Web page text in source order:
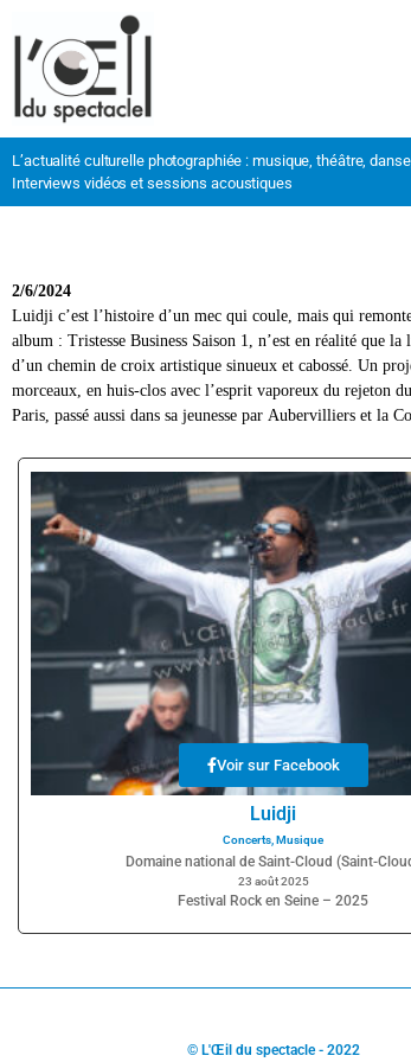
L’actualité culturelle photographiée : musique, théâtre,
Interviews vidéos et sessions acoustiques
2/6/2024
Luidji c’est l’histoire d’un mec qui coule, mais qui
album : Tristesse Business Saison 1, n’est en réalité que la
d’un chemin de croix artistique sinueux et cabossé. Un
morceaux, en huis-clos avec l’esprit vaporeux du rejeton
Paris, passé aussi dans sa jeunesse par Aubervilliers et la
années 2010 que son nom a commencé à créer
de son collectif La Capsule (où évoluent notamment
fondateur du collectif Foufoune Palace (dont fait
rappeur Tuerie, lauréat du prix Joséphine de l’année)
“soulfoul” dont son projet Saison 00 en est l’archétype.
Maïzi, Neefa ou encore Narjes Bahhar. Et il est très
d’album de la maturité tant Luidji s’est détaché des histoires
s’attaquer à des sujets plus sensibles et universels,
Voir sur Facebook
Luidji
Concerts, Musique
Domaine national de Saint-Cloud (Saint-
23 août 2025
Festival Rock en Seine – 2025
© L'Œil du spectacle - 2022